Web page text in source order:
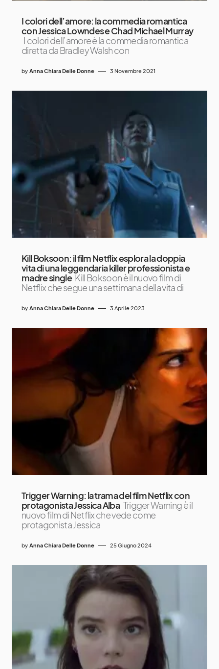
I colori dell’amore: la commedia romantica
con Jessica Lowndes e Chad Michael Murray
I colori dell’amore è la commedia romantica
diretta da Bradley Walsh con
by Anna Chiara Delle Donne 3 Novembre 2021
Kill Boksoon: il film Netflix esplora la doppia
vita di una leggendaria killer professionista e
madre single Kill Boksoon è il nuovo film di
Netflix che segue una settimana della vita di
by Anna Chiara Delle Donne 3 Aprile 2023
Trigger Warning: la trama del film Netflix con
protagonista Jessica Alba Trigger Warning è il
nuovo film di Netflix che vede come
protagonista Jessica
by Anna Chiara Delle Donne 25 Giugno 2024